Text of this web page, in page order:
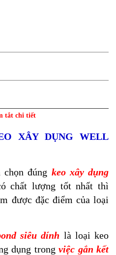
tắt chi tiết
XÂY DỤNG WELL
đúng keo xây dụng
chất lượng tốt nhất thì
được đặc điểm của loại
siêu dính là loại keo
dụng trongviệc gắn kết